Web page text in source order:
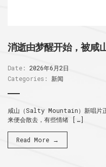
消逝由梦醒开始，被咸
Date: 2026年6月2日
Categories:
新闻
咸山（Salty Mountain）新唱片
来便会散去，有些情绪 […]
Read More →